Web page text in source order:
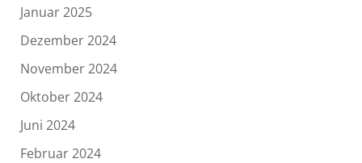
Januar 2025
Dezember 2024
November 2024
Oktober 2024
Juni 2024
Februar 2024